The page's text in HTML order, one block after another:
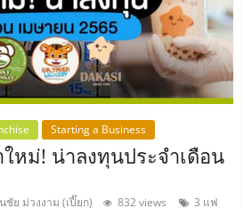
Starting a Business
หม่! น่าลงทุนประจำเดือน
ย ม่วงงาม (เปี๊ยก) 832 views
3 แฟ